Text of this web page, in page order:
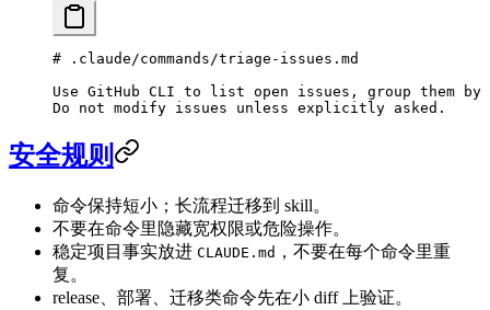
# .claude/commands/triage-issues.md
Use GitHub CLI to list open issues, group them
Do not modify issues unless explicitly asked.
安全规则
命令保持短小；长流程迁移到 skill。
不要在命令里隐藏宽权限或危险操作。
稳定项目事实放进 CLAUDE.md ，不要在每个命令里重
复。
release、部署、迁移类命令先在小 diff 上验证。